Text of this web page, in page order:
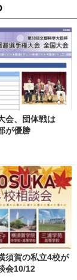
会、団体戦は
が優勝
須賀の私立4校が
会10/12